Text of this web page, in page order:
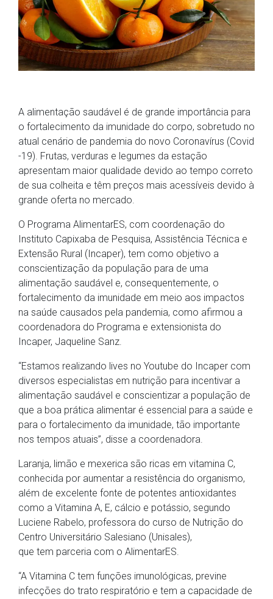
A alimentação saudável é de grande importância para
o fortalecimento da imunidade do corpo, sobretudo no
atual cenário de pandemia do novo Coronavírus (Covid
-19). Frutas, verduras e legumes da estação
apresentam maior qualidade devido ao tempo correto
de sua colheita e têm preços mais acessíveis devido à
grande oferta no mercado.
O Programa AlimentarES, com coordenação do
Instituto Capixaba de Pesquisa, Assistência Técnica e
Extensão Rural (Incaper), tem como objetivo a
conscientização da população para de uma
alimentação saudável e, consequentemente, o
fortalecimento da imunidade em meio aos impactos
na saúde causados pela pandemia, como afirmou a
coordenadora do Programa e extensionista do
Incaper, Jaqueline Sanz.
“Estamos realizando lives no Youtube do Incaper com
diversos especialistas em nutrição para incentivar a
alimentação saudável e conscientizar a população de
que a boa prática alimentar é essencial para a saúde e
para o fortalecimento da imunidade, tão importante
nos tempos atuais”, disse a coordenadora.
Laranja, limão e mexerica são ricas em vitamina C,
conhecida por aumentar a resistência do organismo,
além de excelente fonte de potentes antioxidantes
como a Vitamina A, E, cálcio e potássio, segundo
Luciene Rabelo, professora do curso de Nutrição do
Centro Universitário Salesiano (Unisales),
que tem parceria com o AlimentarES.
“A Vitamina C tem funções imunológicas, previne
infecções do trato respiratório e tem a capacidade de